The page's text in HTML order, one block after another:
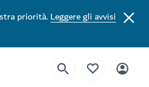
priorità.Leggere gli avvisi